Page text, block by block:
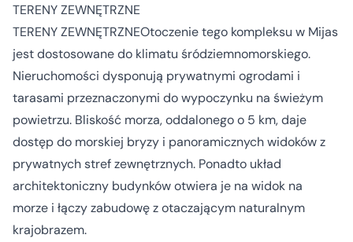
TERENY ZEWNĘTRZNE
TERENY ZEWNĘTRZNEOtoczenie tego kompleksu w Mijas
jest dostosowane do klimatu śródziemnomorskiego.
Nieruchomości dysponują prywatnymi ogrodami i
tarasami przeznaczonymi do wypoczynku na świeżym
powietrzu. Bliskość morza, oddalonego o 5 km, daje
dostęp do morskiej bryzy i panoramicznych widoków z
prywatnych stref zewnętrznych. Ponadto układ
architektoniczny budynków otwiera je na widok na
morze i łączy zabudowę z otaczającym naturalnym
krajobrazem.